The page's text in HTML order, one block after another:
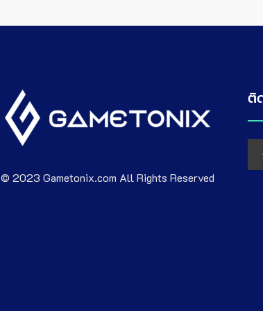
© 2023 Gametonix.com All Rights Reserved
ติ